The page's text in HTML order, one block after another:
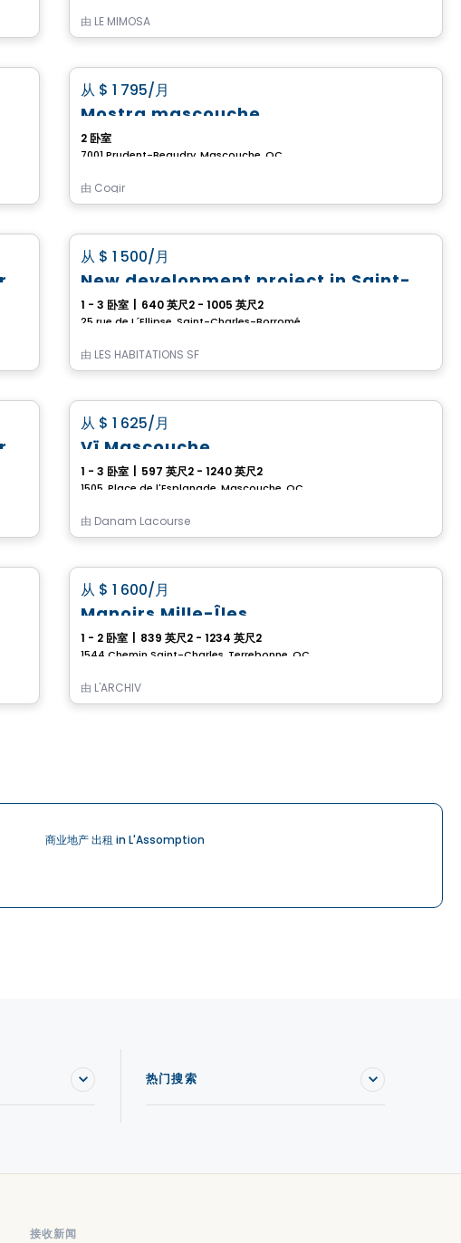
由 LE MIMOSA
公寓 公寓
从 $ 1 795/月
Mostra mascouche
2 卧室
7001 Prudent-Beaudry, Mascouche, QC
由 Cogir
公寓 公寓
从 $ 1 500/月
1 - 3 卧室 640 英尺2 - 1005 英尺2
由 LES HABITATIONS SF
公寓 公寓
从 $ 1 625/月
Vï Mascouche
1 - 3 卧室 597 英尺2 - 1240 英尺2
1505, Place de l'Esplanade, Mascouche, QC
由 Danam Lacourse
公寓 公寓
从 $ 1 600/月
Manoirs Mille-Îles
1 - 2 卧室 839 英尺2 - 1234 英尺2
1544 Chemin Saint-Charles, Terrebonne, QC
由 L'ARCHIV
商业地产 出租 in L'Assomption
热门搜索
接收新闻